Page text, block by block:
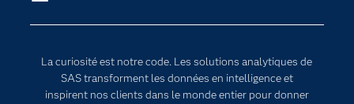
La curiosité est notre code. Les solutions analytiques de
SAS transforment les données en intelligence et
inspirent nos clients dans le monde entier pour donner
Documentation
Pour les enseignants
Transformation digitale